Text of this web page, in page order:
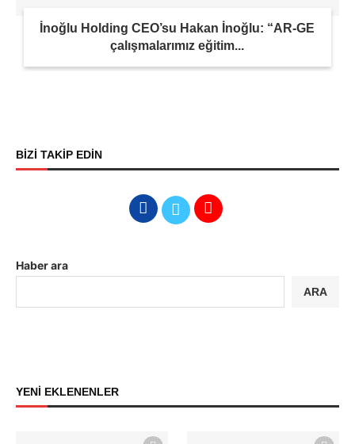
İnoğlu Holding CEO’su Hakan İnoğlu: “AR-GE
çalışmalarımız eğitim...
BİZİ TAKİP EDİN
Haber ara
ARA
YENİ EKLENENLER